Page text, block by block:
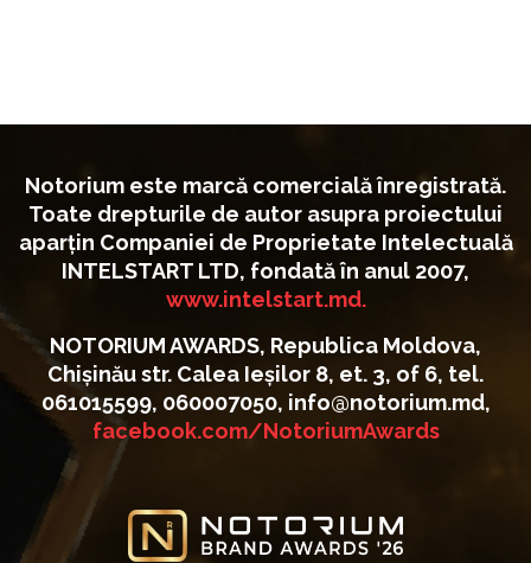
Notorium este marcă comercială înregistrată.
Toate drepturile de autor asupra proiectului
aparțin Companiei de Proprietate Intelectuală
INTELSTART LTD, fondată în anul 2007,
www.intelstart.md.
NOTORIUM AWARDS, Republica Moldova,
Chișinău str. Calea Ieșilor 8, et. 3, of 6, tel.
061015599, 060007050, info@notorium.md,
facebook.com/NotoriumAwards